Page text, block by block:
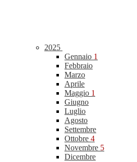
2025
Gennaio 1
Febbraio
Marzo
Aprile
Maggio 1
Giugno
Luglio
Agosto
Settembre
Ottobre 4
Novembre 5
Dicembre